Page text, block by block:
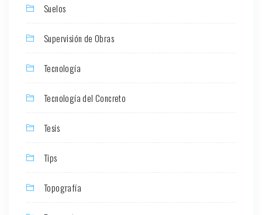
Suelos
Supervisión de Obras
Tecnología
Tecnología del Concreto
Tesis
Tips
Topografía